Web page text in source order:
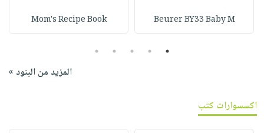
Beurer BY33 Baby M
Mom's Recipe Book
1
2
3
4
5
المزيد من البنود »
اكسسوارات كتب